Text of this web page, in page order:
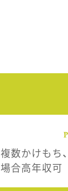
複数かけもち
場合高年収可